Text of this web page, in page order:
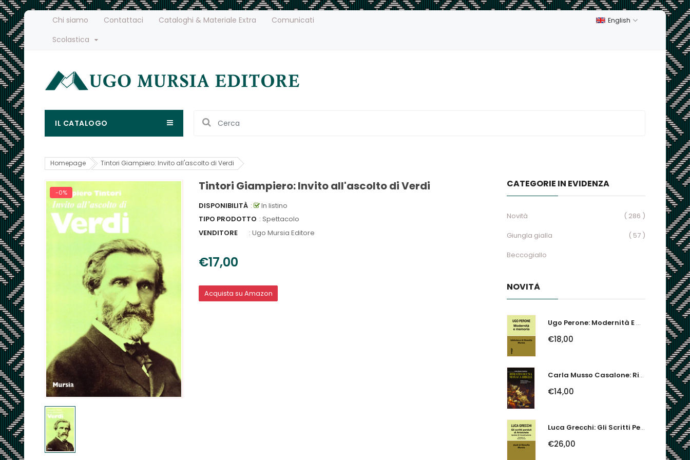
Chi siamo Contattaci Cataloghi & Materiale Extra
Comunicati
Scolastica
English
IL CATALOGO
Homepage Tintori Giampiero: Invito all'ascolto di Verdi
-0% Tintori Giampiero: Invito all'ascolto di Verdi
DISPONIBILITÀ :
In listino
TIPO PRODOTTO : Spettacolo
VENDITORE
: Ugo Mursia Editore
€17,00
Acquista su Amazon
CATEGORIE IN EVIDENZA
Novità
( 286 )
Giungla gialla
( 57 )
Beccogiallo
NOVITÀ
Ugo Perone: Modernità E Memoria
€18,00
Carla Musso Casalone: Ritratto Di Una Monaca Ribelle. Brigida Franzone,...
€14,00
Luca Grecchi: Gli Scritti Perduti Di Aristotele. Ipotesi Di Ricostruzione
€26,00